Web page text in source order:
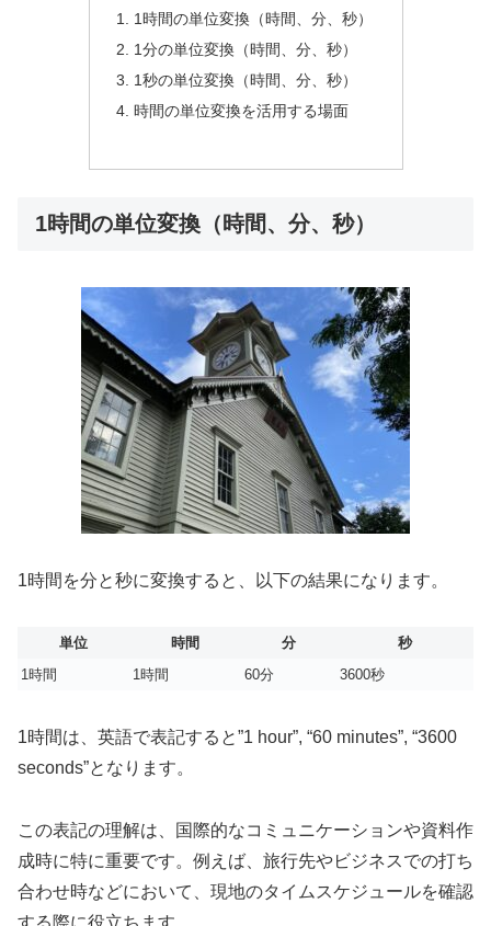
1時間の単位変換（時間、分、秒）
1分の単位変換（時間、分、秒）
1秒の単位変換（時間、分、秒）
時間の単位変換を活用する場面
1時間の単位変換（時間、分、秒）
1時間を分と秒に変換すると、以下の結果になります。
単位 時間 分
秒
1時間
1時間 60分 3600秒
1時間は、英語で表記すると”1 hour”, “60 minutes”, “3600
seconds”となります。
この表記の理解は、国際的なコミュニケーションや資料作
成時に特に重要です。例えば、旅行先やビジネスでの打ち
合わせ時などにおいて、現地のタイムスケジュールを確認
する際に役立ちます。